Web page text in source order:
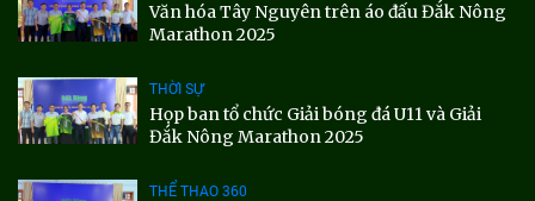
Văn hóa Tây Nguyên trên áo đấu Đắk Nông
Marathon 2025
THỜI SỰ
Họp ban tổ chức Giải bóng đá U11 và Giải
Đắk Nông Marathon 2025
THỂ THAO 360